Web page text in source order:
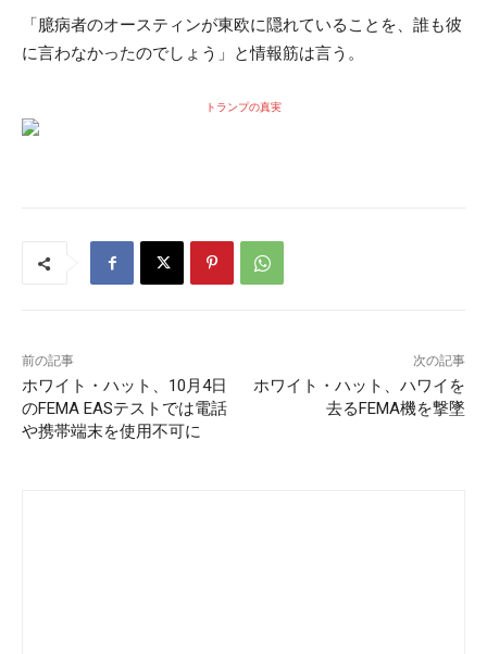
「臆病者のオースティンが東欧に隠れていることを、誰も彼
に言わなかったのでしょう」と情報筋は言う。
トランプの真実
前の記事
ホワイト・ハット、10月4日
のFEMA EASテストでは電話
や携帯端末を使用不可に
次の記事
ホワイト・ハット、ハワイを
去るFEMA機を撃墜